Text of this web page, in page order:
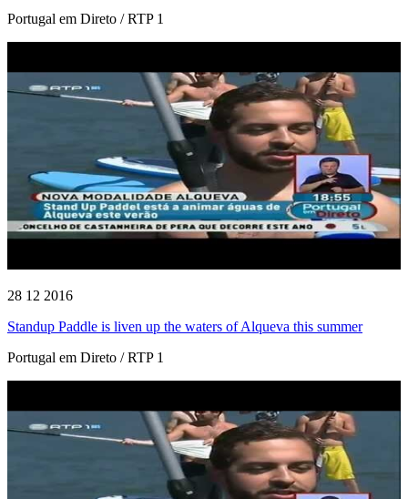
Portugal em Direto / RTP 1
28 12 2016
Standup Paddle is liven up the waters of Alqueva this summer
Portugal em Direto / RTP 1